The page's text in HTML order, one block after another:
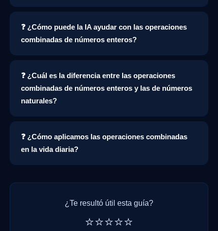
❓ ¿Cómo puede la IA ayudar con las operaciones
combinadas de números enteros?
❓ ¿Cuál es la diferencia entre las operaciones
combinadas de números enteros y las de números
naturales?
❓ ¿Cómo aplicamos las operaciones combinadas
en la vida diaria?
¿Te resultó útil esta guía?
⭐⭐⭐⭐⭐